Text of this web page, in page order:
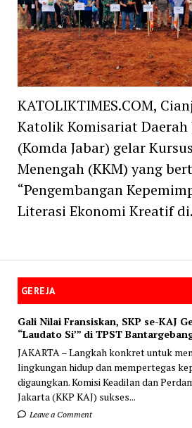
GEREJA
Gali Nilai Fransiskan, SKP se-KAJ
“Laudato Si’” di TPST
JAKARTA – Langkah konkret untuk
lingkungan hidup dan mempertegas
digaungkan. Komisi Keadilan dan
Jakarta (KKP KAJ) sukses...
Leave a Comment
KATOLIKTIMES.COM,
Katolik Komisariat Daerah
(Komda Jabar) gelar
Menengah (KKM) yang
“Pengembangan
Literasi Ekonomi Kreatif